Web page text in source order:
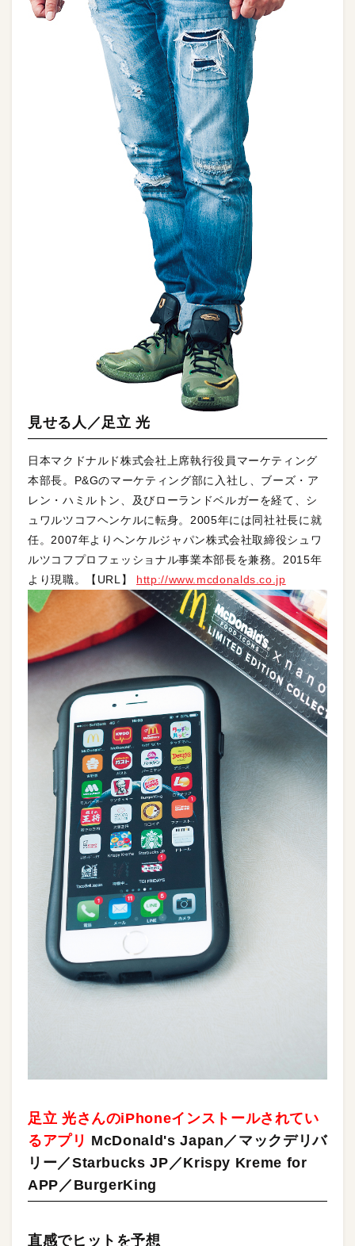
見せる人／足立 光
日本マクドナルド株式会社上席執行役員マーケティング
本部長。P&Gのマーケティング部に入社し、ブーズ・ア
レン・ハミルトン、及びローランドベルガーを経て、シ
ュワルツコフヘンケルに転身。2005年には同社社長に就
任。2007年よりヘンケルジャパン株式会社取締役シュワ
ルツコフプロフェッショナル事業本部長を兼務。2015年
より現職。【URL】 http://www.mcdonalds.co.jp
足立 光さんのiPhoneインストールされてい
るアプリ McDonald's Japan／マックデリバ
リー／Starbucks JP／Krispy Kreme for
APP／BurgerKing
直感でヒットを予想